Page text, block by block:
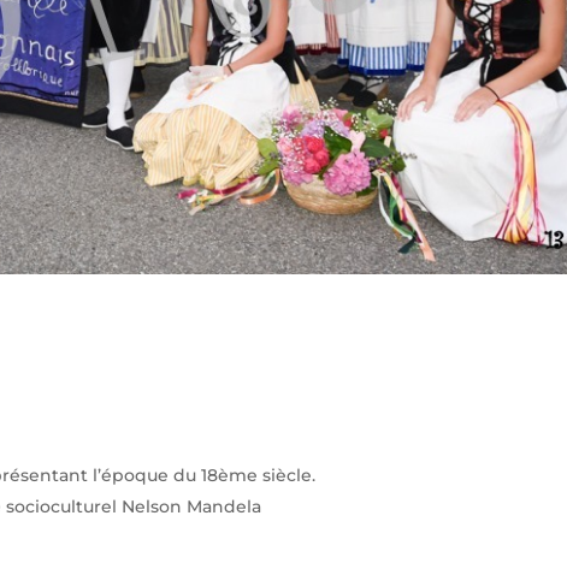
l’époque du 18ème siècle.
socioculturel Nelson Mandela